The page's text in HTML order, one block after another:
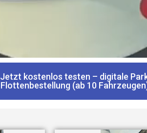
Jetzt kostenlos testen – digitale
Flottenbestellung (ab 10